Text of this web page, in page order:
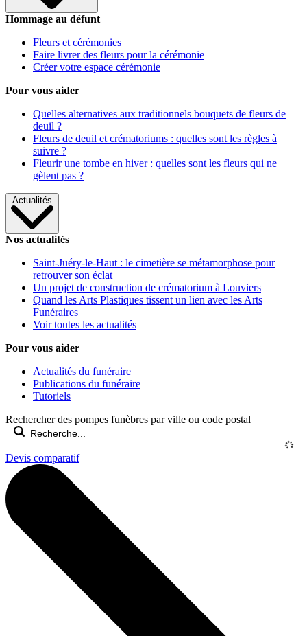
Hommage au défunt
Fleurs et cérémonies
Faire livrer des fleurs pour la cérémonie
Créer votre espace cérémonie
Pour vous aider
Quelles alternatives aux traditionnels bouquets de fleurs de
deuil ?
Fleurs de deuil et crématoriums : quelles sont les règles à
suivre ?
Fleurir une tombe en hiver : quelles sont les fleurs qui ne
gèlent pas ?
Actualités
Nos actualités
Saint-Juéry-le-Haut : le cimetière se métamorphose pour
retrouver son éclat
Un projet de construction de crématorium à Louviers
Quand les Arts Plastiques tissent un lien avec les Arts
Funéraires
Voir toutes les actualités
Pour vous aider
Actualités du funéraire
Publications du funéraire
Tutoriels
Rechercher des pompes funèbres par ville ou code postal
Devis comparatif